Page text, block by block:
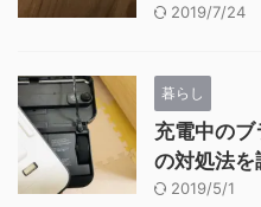
2019/7/24
暮らし
充電中の
の対処法を
2019/5/1